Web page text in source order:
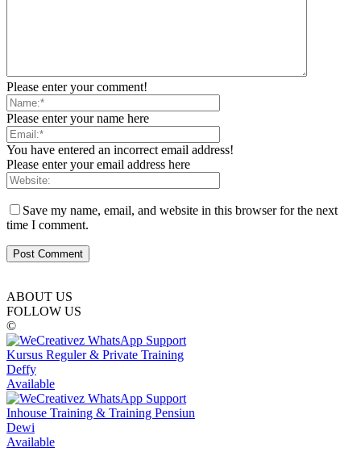
Please enter your comment!
Please enter your name here
You have entered an incorrect email address!
Please enter your email address here
Save my name, email, and website in this browser for the next
time I comment.
ABOUT US
FOLLOW US
©
Kursus Reguler & Private Training
Deffy
Available
Inhouse Training & Training Pensiun
Dewi
Available